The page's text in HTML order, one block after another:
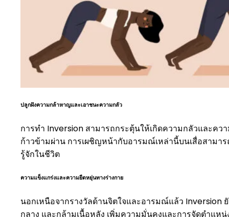
ปลูกฝังความกล้าหาญและเอาชนะความกลัว
การทำ Inversion สามารถกระตุ้นให้เกิดความกลัวและคว
ก้าวข้ามผ่าน การเผชิญหน้ากับอารมณ์เหล่านี้บนเสื่อสามา
รู้จักในชีวิต
ความแข็งแกร่งและความยืดหยุ่นทางร่างกาย
นอกเหนือจากรางวัลด้านจิตใจและอารมณ์แล้ว Inversion
กลาง และกล้ามเนื้อหลัง เพิ่มความมั่นคงและการจัดตำแห